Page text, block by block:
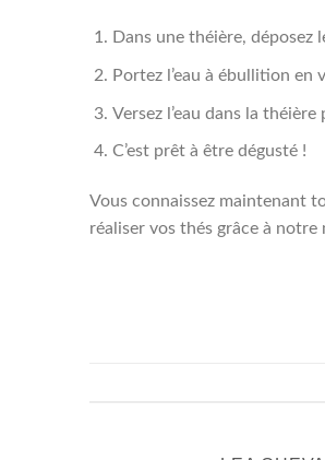
Dans une théière, déposez
Portez l’eau à ébullition en
Versez l’eau dans la
C’est prêt à être dégusté !
Vous connaissez maintenant
réaliser vos thés grâce à notre